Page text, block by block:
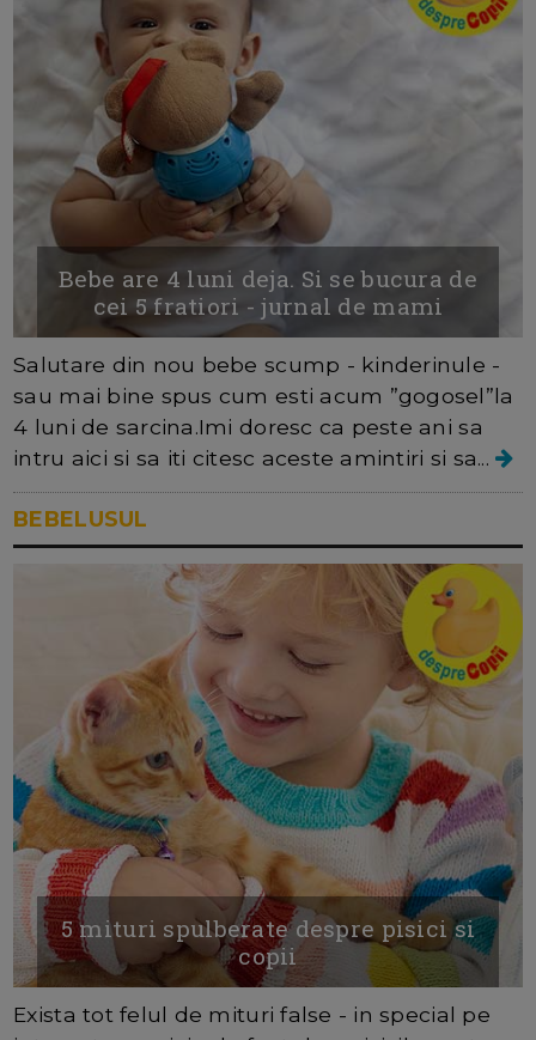
Bebe are 4 luni deja. Si se bucura de
cei 5 fratiori - jurnal de mami
Salutare din nou bebe scump - kinderinule -
sau mai bine spus cum esti acum ”gogosel”la
4 luni de sarcina.Imi doresc ca peste ani sa
intru aici si sa iti citesc aceste amintiri si sa...
BEBELUSUL
5 mituri spulberate despre pisici si
copii
Exista tot felul de mituri false - in special pe